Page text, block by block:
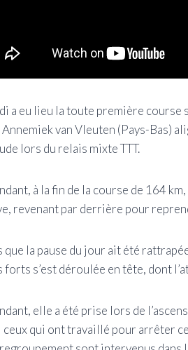
a eu lieu la toute première
van Vleuten (Pays-Bas)
lors du relais mixte TTT.
à la fin de la course de 164
revenant par derrière pour
que la pause du jour ait été
forts s’est déroulée en tête, dont
elle a été prise lors de
ceux qui ont travaillé pour arrêter